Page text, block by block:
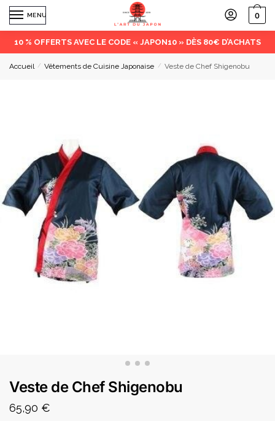
MENU 0
10 % OFFERTS AVEC LE CODE « JAPON10 » DÈS 80€ D’ACHATS
Accueil / Vêtements de Cuisine Japonaise / Veste de Chef Shigenobu
Veste de Chef Shigenobu
65,90 €